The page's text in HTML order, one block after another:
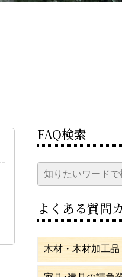
FAQ検索
よくある質問
木材・木材加工